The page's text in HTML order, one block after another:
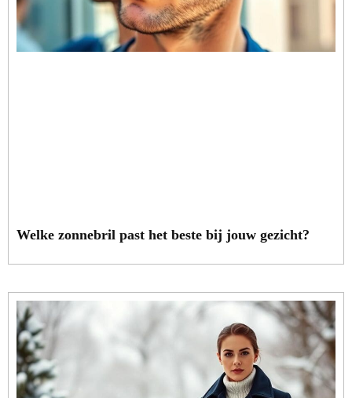
Welke zonnebril past het beste bij jouw gezicht?